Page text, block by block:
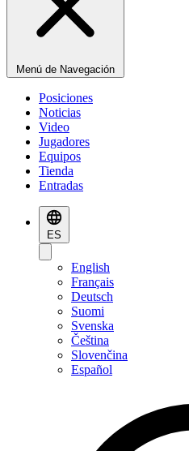
Menú de Navegación
Posiciones
Noticias
Video
Jugadores
Equipos
Tienda
Entradas
ES
English
Français
Deutsch
Suomi
Svenska
Čeština
Slovenčina
Español